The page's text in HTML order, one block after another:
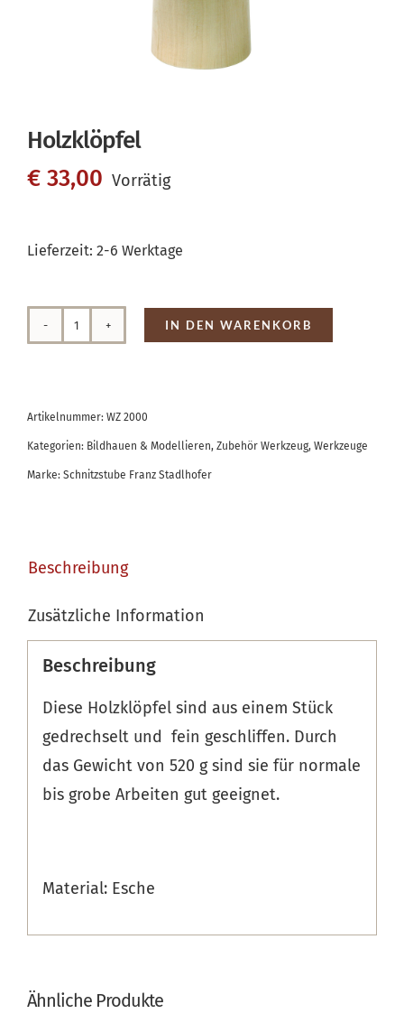
Holzklöpfel
€ 33,00 Vorrätig
Lieferzeit: 2-6 Werktage
Holzklöpfel
IN DEN WARENKORB
Artikelnummer: WZ 2000
Kategorien: Bildhauen & Modellieren, Zubehör Werkzeug, Werkzeuge
Marke: Schnitzstube Franz Stadlhofer
Beschreibung
Zusätzliche Information
Beschreibung
Diese Holzklöpfel sind aus einem Stück
gedrechselt und fein geschliffen. Durch
das Gewicht von 520 g sind sie für normale
bis grobe Arbeiten gut geeignet.
Material: Esche
Ähnliche Produkte